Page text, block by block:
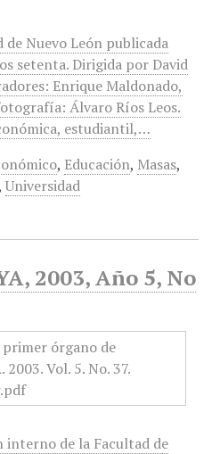
de Nuevo León publicada
setenta. Dirigida por David
Enrique Maldonado,
Álvaro Ríos Leos.
estudiantil,…
, Educación, Masas,
Universidad
2003, Año 5, No
interno de la Facultad de